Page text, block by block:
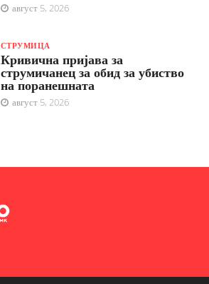
август 5, 2026
СТРУМИЦА
Кривична пријава за
струмичанец за обид за убиство
на поранешната
август 5, 2026